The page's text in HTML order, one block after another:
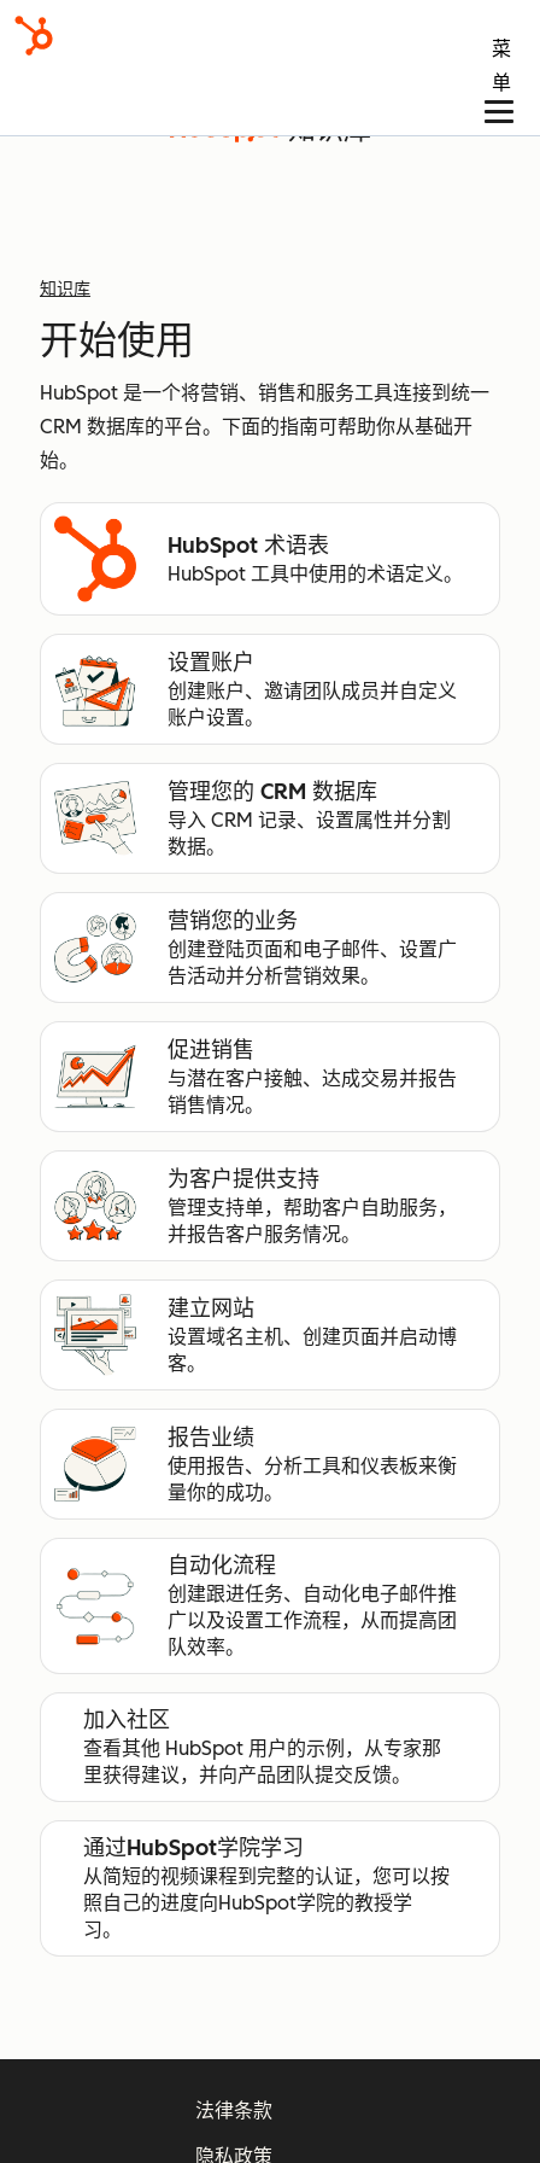
菜
单
知识库
知识库
开始使用
HubSpot 是一个将营销、销售和服务工具连接到统一
CRM 数据库的平台。下面的指南可帮助你从基础开
始。
HubSpot 术语表
HubSpot 工具中使用的术语定义。
设置账户
创建账户、邀请团队成员并自定义
账户设置。
管理您的 CRM 数据库
导入 CRM 记录、设置属性并分割
数据。
营销您的业务
创建登陆页面和电子邮件、设置广
告活动并分析营销效果。
促进销售
与潜在客户接触、达成交易并报告
销售情况。
为客户提供支持
管理支持单，帮助客户自助服务，
并报告客户服务情况。
建立网站
设置域名主机、创建页面并启动博
客。
报告业绩
使用报告、分析工具和仪表板来衡
量你的成功。
自动化流程
创建跟进任务、自动化电子邮件推
广以及设置工作流程，从而提高团
队效率。
加入社区
查看其他 HubSpot 用户的示例，从专家那
里获得建议，并向产品团队提交反馈。
通过HubSpot学院学习
从简短的视频课程到完整的认证，您可以按
照自己的进度向HubSpot学院的教授学
习。
法律条款
隐私政策